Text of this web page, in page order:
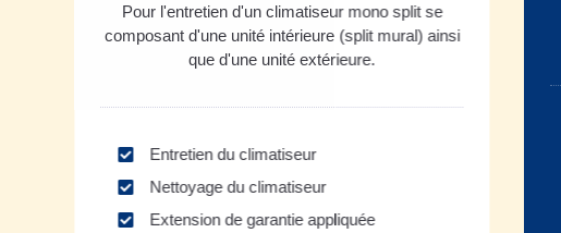
Pour l'entretien d'un climatiseur mono split se
composant d'une unité intérieure (split mural) ainsi
que d'une unité extérieure.
Entretien du climatiseur
Nettoyage du climatiseur
Extension de garantie appliquée